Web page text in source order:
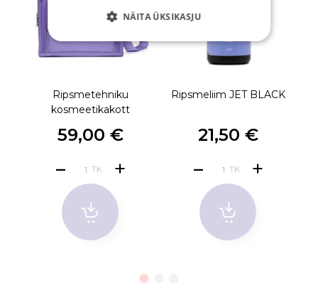
Ripsmetehniku
kosmeetikakott
59,00 €
TK
Ripsmeliim JET BLACK
21,50 €
TK
NÄITA ÜKSIKASJU